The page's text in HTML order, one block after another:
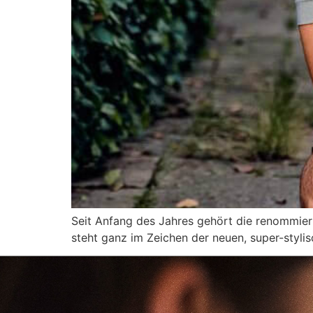
Seit Anfang des Jahres gehört die
steht ganz im Zeichen der neuen, super-